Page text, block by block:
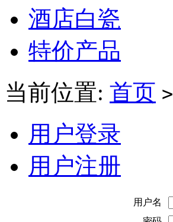
酒店白瓷
特价产品
当前位置: 首页 >
用户登录
用户注册
用户名